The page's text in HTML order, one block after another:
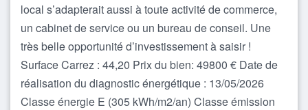
local s’adapterait aussi à toute activité de commerce,
un cabinet de service ou un bureau de conseil. Une
très belle opportunité d’investissement à saisir !
Surface Carrez : 44,20 Prix du bien: 49800 € Date de
réalisation du diagnostic énergétique : 13/05/2026
Classe énergie E (305 kWh/m2/an) Classe émission